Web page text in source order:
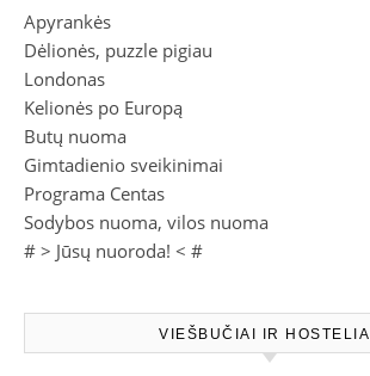
Apyrankės
Dėlionės, puzzle pigiau
Londonas
Kelionės po Europą
Butų nuoma
Gimtadienio sveikinimai
Programa Centas
Sodybos nuoma, vilos nuoma
# > Jūsų nuoroda! < #
VIEŠBUČIAI IR HOSTELIAI